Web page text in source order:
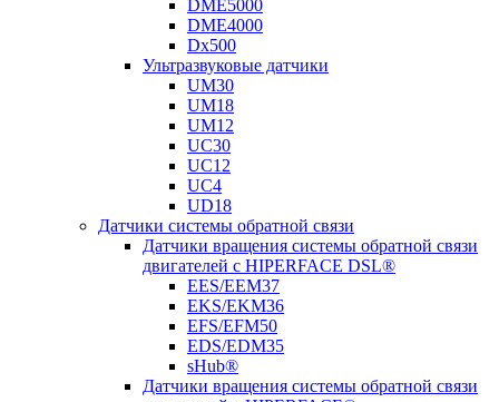
DME5000
DME4000
Dx500
Ультразвуковые датчики
UM30
UM18
UM12
UC30
UC12
UC4
UD18
Датчики системы обратной связи
Датчики вращения системы обратной связи
двигателей с HIPERFACE DSL®
EES/EEM37
EKS/EKM36
EFS/EFM50
EDS/EDM35
sHub®
Датчики вращения системы обратной связи